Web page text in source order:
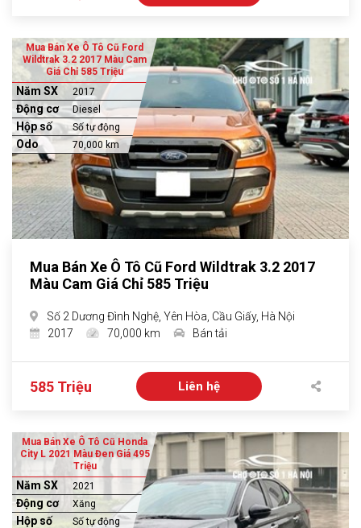
Mua Bán Xe Ô Tô Cũ Ford
Wildtrak 3.2 2017 Màu Cam
Giá Chỉ 585 Triệu
Năm SX 2017
Động cơ Diesel
Hộp số Số tự động
Odo 70,000 km
Mua Bán Xe Ô Tô Cũ Ford Wildtrak 3.2 2017
Màu Cam Giá Chỉ 585 Triệu
Số 2 Dương Đình Nghệ, Yên Hòa, Cầu Giấy, Hà Nội
2017
70,000 km Bán tải
585 Triệu Liên hệ
Mua Bán Xe Ô Tô Cũ Honda
City L 2021 Màu Đen Giá 495
Triệu
Năm SX 2021
Động cơ Xăng
Hộp số Số tự động